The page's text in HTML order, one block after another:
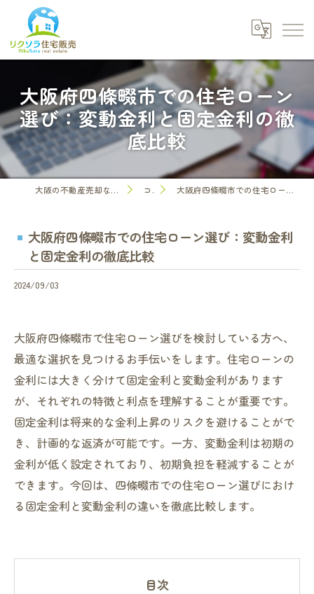
大阪府四條畷市での住宅ローン
選び：変動金利と固定金利の徹
底比較
大阪の不動産売却なら株式会社リクソラ住宅販売 コラム 大阪府四條畷市での住宅ローン選び：変動金利と固定金利の徹底比較
大阪府四條畷市での住宅ローン選び：変動金利
と固定金利の徹底比較
2024/09/03
大阪府四條畷市で住宅ローン選びを検討している方へ、
最適な選択を見つけるお手伝いをします。住宅ローンの
金利には大きく分けて固定金利と変動金利があります
が、それぞれの特徴と利点を理解することが重要です。
固定金利は将来的な金利上昇のリスクを避けることがで
き、計画的な返済が可能です。一方、変動金利は初期の
金利が低く設定されており、初期負担を軽減することが
できます。今回は、四條畷市での住宅ローン選びにおけ
る固定金利と変動金利の違いを徹底比較します。
目次